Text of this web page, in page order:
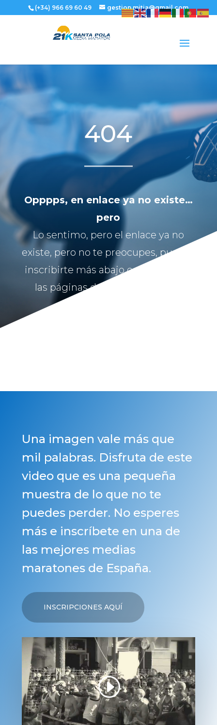
(+34) 966 69 60 49 gestion.mitja@gmail.com
404
Opppps, en enlace ya no existe…
pero
Lo sentimo, pero el enlace ya no
existe, pero no te preocupes, puedes
inscribirte más abajo o navegar por
las páginas del menú principal.
Una imagen vale más que
mil palabras. Disfruta de este
video que es una pequeña
muestra de lo que no te
puedes perder. No esperes
más e inscríbete en una de
las mejores medias
maratones de España.
INSCRIPCIONES AQUÍ